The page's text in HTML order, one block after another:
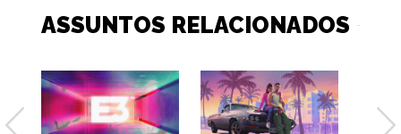
ASSUNTOS RELACIONADOS